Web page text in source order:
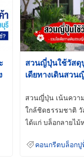
สวนญี่ปุ่นใช้วัสดุ
เดียทางเดินสว
สวนญี่ปุ่น เน้นควา
ใกล้ชิดธรรมชาติ
ได้แก่ บล็อกลายไ
คอนกรีตบล็อกปู